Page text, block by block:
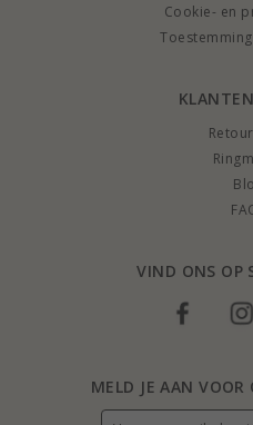
Cookie- en
VIND ONS OP
MELD JE AAN VOOR